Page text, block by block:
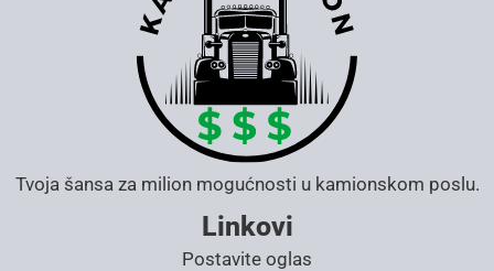
Tvoja šansa za milion mogućnosti u kamionskom poslu.
Linkovi
Postavite oglas